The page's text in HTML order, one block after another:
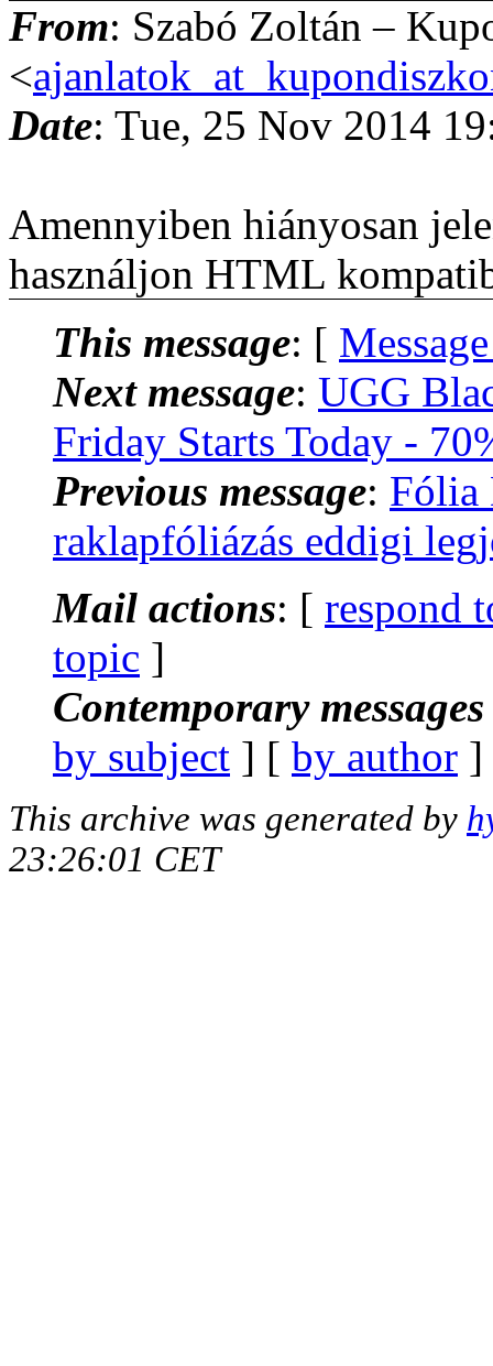
From: Szabó Zoltán –
<
Date: Tue, 25 Nov 2014
Amennyiben hiányosan
használjon HTML
This message: [
Next message: UGG
Friday Starts Today -
Previous message: Fólia
raklapfóliázás eddigi
Mail actions: [ respond
topic ]
Contemporary
by subject ] [ by author
This archive was generated by
23:26:01 CET